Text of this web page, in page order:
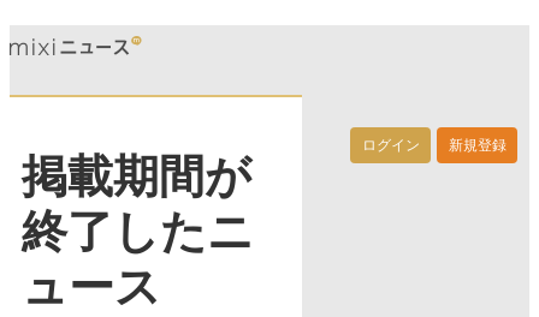
ログイン 新規登録
掲載期間が
終了したニ
ュース